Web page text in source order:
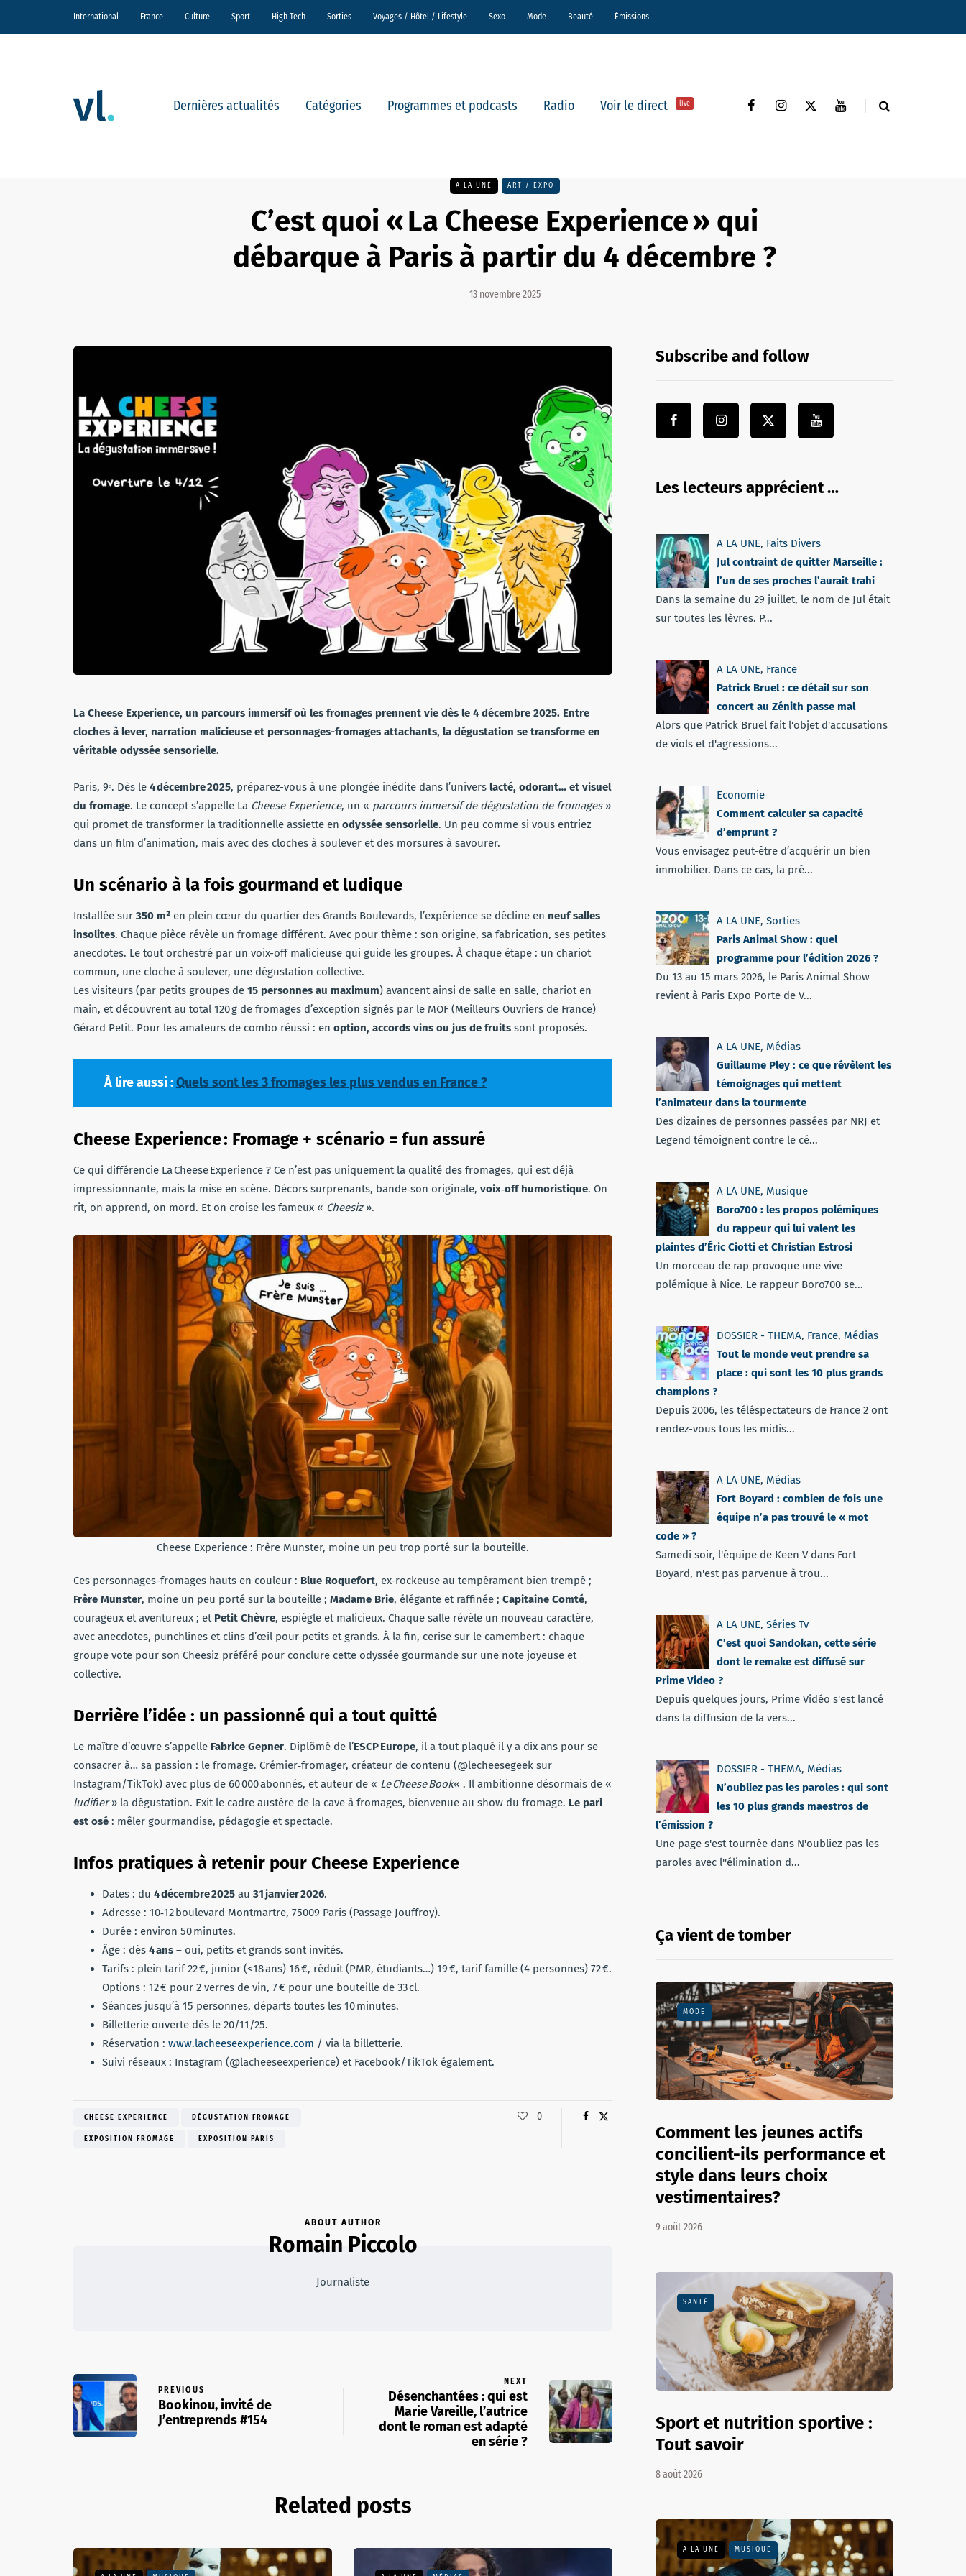
International France Culture Sport High Tech Sorties Voyages / Hôtel / Lifestyle Sexo Mode Beauté Émissions
Dernières actualités Catégories Programmes et podcasts Radio Voir le direct live
A LA UNE ART / EXPO
C’est quoi « La Cheese Experience » qui
débarque à Paris à partir du 4 décembre ?
13 novembre 2025
La Cheese Experience, un parcours immersif où les fromages prennent vie dès le 4 décembre 2025. Entre
cloches à lever, narration malicieuse et personnages-fromages attachants, la dégustation se transforme en
véritable odyssée sensorielle.
Paris, 9ᵉ. Dès le 4 décembre 2025, préparez-vous à une plongée inédite dans l’univers lacté, odorant… et visuel
du fromage. Le concept s’appelle La Cheese Experience, un « parcours immersif de dégustation de fromages»
qui promet de transformer la traditionnelle assiette en odyssée sensorielle. Un peu comme si vous entriez
dans un film d’animation, mais avec des cloches à soulever et des morsures à savourer.
Un scénario à la fois gourmand et ludique
Installée sur 350 m² en plein cœur du quartier des Grands Boulevards, l’expérience se décline en neuf salles
insolites. Chaque pièce révèle un fromage différent. Avec pour thème : son origine, sa fabrication, ses petites
anecdotes. Le tout orchestré par un voix-off malicieuse qui guide les groupes. À chaque étape : un chariot
commun, une cloche à soulever, une dégustation collective.
Les visiteurs (par petits groupes de 15 personnes au maximum) avancent ainsi de salle en salle, chariot en
main, et découvrent au total 120 g de fromages d’exception signés par le MOF (Meilleurs Ouvriers de France)
Gérard Petit. Pour les amateurs de combo réussi : en option, accords vins ou jus de fruits sont proposés.
À lire aussi :Quels sont les 3 fromages les plus vendus en France ?
Cheese Experience : Fromage + scénario = fun assuré
Ce qui différencie La Cheese Experience ? Ce n’est pas uniquement la qualité des fromages, qui est déjà
impressionnante, mais la mise en scène. Décors surprenants, bande‑son originale, voix‑off humoristique. On
rit, on apprend, on mord. Et on croise les fameux « Cheesiz».
Cheese Experience : Frère Munster, moine un peu trop porté sur la bouteille.
Ces personnages-fromages hauts en couleur : Blue Roquefort, ex-rockeuse au tempérament bien trempé ;
Frère Munster, moine un peu porté sur la bouteille ; Madame Brie, élégante et raffinée ; Capitaine Comté,
courageux et aventureux ; et Petit Chèvre, espiègle et malicieux. Chaque salle révèle un nouveau caractère,
avec anecdotes, punchlines et clins d’œil pour petits et grands. À la fin, cerise sur le camembert : chaque
groupe vote pour son Cheesiz préféré pour conclure cette odyssée gourmande sur une note joyeuse et
collective.
Derrière l’idée : un passionné qui a tout quitté
Le maître d’œuvre s’appelle Fabrice Gepner. Diplômé de l’ESCP Europe, il a tout plaqué il y a dix ans pour se
consacrer à… sa passion : le fromage. Crémier‑fromager, créateur de contenu (@lecheesegeek sur
Instagram/TikTok) avec plus de 60 000 abonnés, et auteur de « Le Cheese Book« . Il ambitionne désormais de «
ludifier» la dégustation. Exit le cadre austère de la cave à fromages, bienvenue au show du fromage. Le pari
est osé : mêler gourmandise, pédagogie et spectacle.
Infos pratiques à retenir pour Cheese Experience
Dates : du 4 décembre 2025 au 31 janvier 2026.
Adresse : 10‑12 boulevard Montmartre, 75009 Paris (Passage Jouffroy).
Durée : environ 50 minutes.
Âge : dès 4 ans – oui, petits et grands sont invités.
Tarifs : plein tarif 22 €, junior (<18 ans) 16 €, réduit (PMR, étudiants…) 19 €, tarif famille (4 personnes) 72 €.
Options : 12 € pour 2 verres de vin, 7 € pour une bouteille de 33 cl.
Séances jusqu’à 15 personnes, départs toutes les 10 minutes.
Billetterie ouverte dès le 20/11/25.
Réservation : www.lacheeseexperience.com / via la billetterie.
Suivi réseaux : Instagram (@lacheeseexperience) et Facebook/TikTok également.
CHEESE EXPERIENCE DÉGUSTATION FROMAGE
EXPOSITION FROMAGE EXPOSITION PARIS
0
ABOUT AUTHOR
Romain Piccolo
Journaliste
PREVIOUS
Bookinou, invité de
J’entreprends #154
NEXT
Désenchantées : qui est
Marie Vareille, l’autrice
dont le roman est adapté
en série ?
Related posts
Subscribe and follow
Les lecteurs apprécient …
A LA UNE, Faits Divers
Jul contraint de quitter Marseille :
l’un de ses proches l’aurait trahi
Dans la semaine du 29 juillet, le nom de Jul était
sur toutes les lèvres. P...
A LA UNE, France
Patrick Bruel : ce détail sur son
concert au Zénith passe mal
Alors que Patrick Bruel fait l'objet d'accusations
de viols et d'agressions...
Economie
Comment calculer sa capacité
d’emprunt ?
Vous envisagez peut-être d’acquérir un bien
immobilier. Dans ce cas, la pré...
A LA UNE, Sorties
Paris Animal Show : quel
programme pour l’édition 2026 ?
Du 13 au 15 mars 2026, le Paris Animal Show
revient à Paris Expo Porte de V...
A LA UNE, Médias
Guillaume Pley : ce que révèlent les
témoignages qui mettent
l’animateur dans la tourmente
Des dizaines de personnes passées par NRJ et
Legend témoignent contre le cé...
A LA UNE, Musique
Boro700 : les propos polémiques
du rappeur qui lui valent les
plaintes d’Éric Ciotti et Christian Estrosi
Un morceau de rap provoque une vive
polémique à Nice. Le rappeur Boro700 se...
DOSSIER - THEMA, France, Médias
Tout le monde veut prendre sa
place : qui sont les 10 plus grands
champions ?
Depuis 2006, les téléspectateurs de France 2 ont
rendez-vous tous les midis...
A LA UNE, Médias
Fort Boyard : combien de fois une
équipe n’a pas trouvé le « mot
code » ?
Samedi soir, l'équipe de Keen V dans Fort
Boyard, n'est pas parvenue à trou...
A LA UNE, Séries Tv
C’est quoi Sandokan, cette série
dont le remake est diffusé sur
Prime Video ?
Depuis quelques jours, Prime Vidéo s'est lancé
dans la diffusion de la vers...
DOSSIER - THEMA, Médias
N’oubliez pas les paroles : qui sont
les 10 plus grands maestros de
l’émission ?
Une page s'est tournée dans N'oubliez pas les
paroles avec l''élimination d...
Ça vient de tomber
MODE
Comment les jeunes actifs
concilient-ils performance et
style dans leurs choix
vestimentaires?
9 août 2026
SANTÉ
Sport et nutrition sportive :
Tout savoir
8 août 2026
A LA UNE MUSIQUE